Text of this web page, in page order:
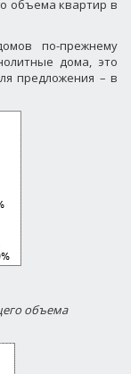
объема квартир в
по-прежнему
дома, это
предложения – в
объема